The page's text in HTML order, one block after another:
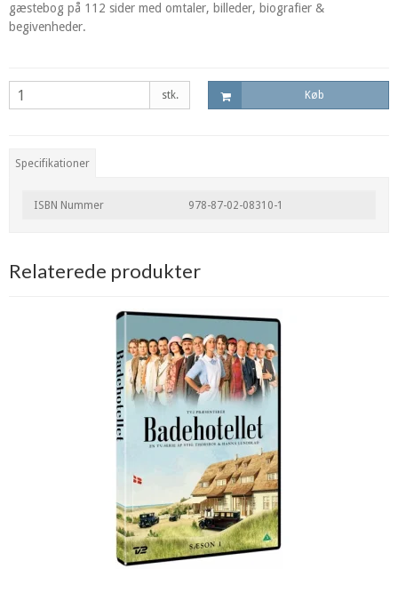
gæstebog på 112 sider med omtaler, billeder, biografier &
begivenheder.
stk. Køb
Specifikationer
ISBN Nummer 978-87-02-08310-1
Relaterede produkter